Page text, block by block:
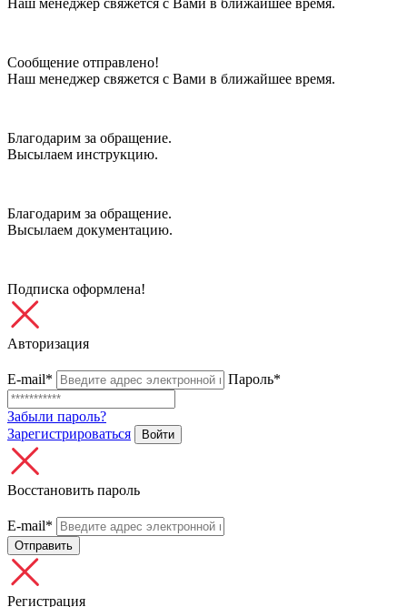
Наш менеджер свяжется с Вами в ближайшее время.
Сообщение отправлено!
Наш менеджер свяжется с Вами в ближайшее время.
Благодарим за обращение.
Высылаем инструкцию.
Благодарим за обращение.
Высылаем документацию.
Подписка оформлена!
Авторизация
E-mail* Пароль*
Забыли пароль?
Зарегистрироваться
Войти
Восстановить пароль
E-mail*
Отправить
Регистрация